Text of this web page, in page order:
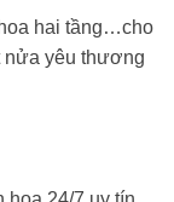
hai tầng…cho
nửa yêu thương